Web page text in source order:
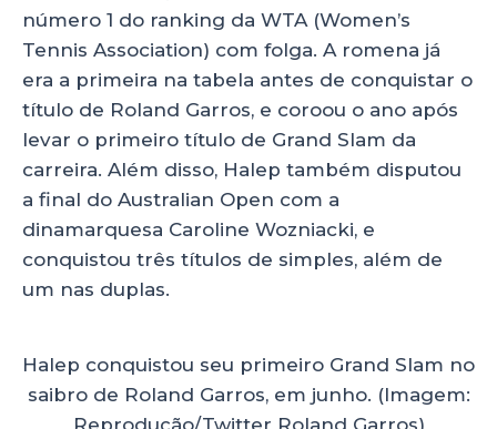
número 1 do ranking da WTA (Women’s
Tennis Association) com folga. A romena já
era a primeira na tabela antes de conquistar o
título de Roland Garros, e coroou o ano após
levar o primeiro título de Grand Slam da
carreira. Além disso, Halep também disputou
a final do Australian Open com a
dinamarquesa Caroline Wozniacki, e
conquistou três títulos de simples, além de
um nas duplas.
Halep conquistou seu primeiro Grand Slam no
saibro de Roland Garros, em junho. (Imagem:
Reprodução/Twitter Roland Garros)